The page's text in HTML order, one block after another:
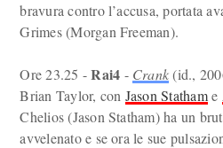
bravura contro l’accusa, portata
Grimes (Morgan Freeman).
Ore 23.25 -Rai4 - Crank(id.,
Brian Taylor, con Jason Stathame
Chelios (Jason Statham) ha un
avvelenato e se ora le sue